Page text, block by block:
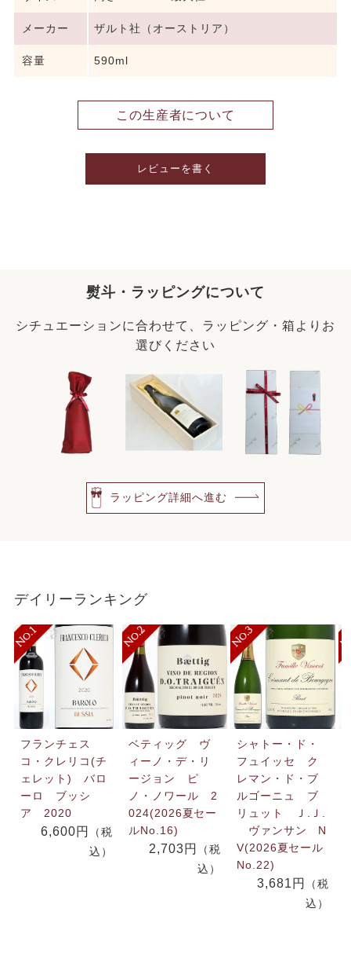
メーカー ザルト社（オーストリア）
容量 590ml
この生産者について
レビューを書く
熨斗・ラッピングについて
シチュエーションに合わせて、ラッピング・箱よりお
選びください
ラッピング詳細へ進む
デイリーランキング
フランチェス
コ・クレリコ(チ
ェレット) バロ
ーロ ブッシ
ア 2020
6,600円
（税
込）
ベティッグ ヴ
ィーノ・デ・リ
ージョン ピ
ノ・ノワール 2
024(2026夏セー
ルNo.16)
2,703円
（税
込）
シャトー・ド・
フュイッセ ク
レマン・ド・ブ
ルゴーニュ ブ
リュット Ｊ.Ｊ.
ヴァンサン N
V(2026夏セール
No.22)
3,681円
（税
込）